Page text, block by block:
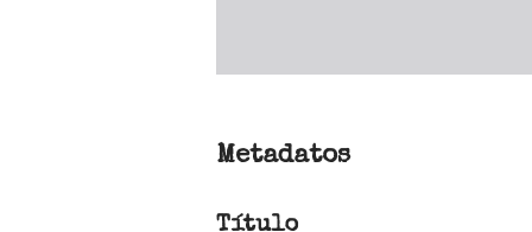
Metadatos
Título